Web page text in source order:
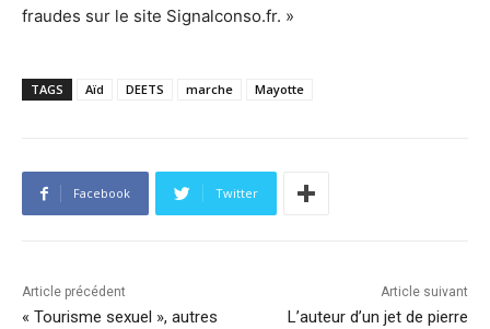
fraudes sur le site Signalconso.fr. »
TAGS Aïd DEETS marche Mayotte
Facebook Twitter
Article précédent
« Tourisme sexuel », autres
Article suivant
L’auteur d’un jet de pierre